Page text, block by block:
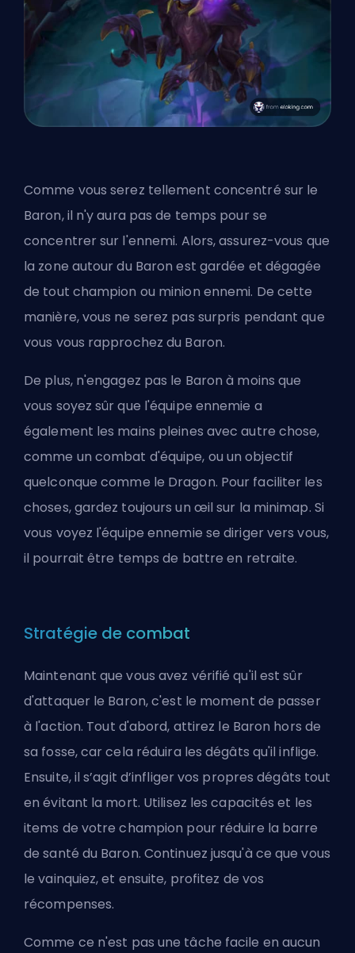
Comme vous serez tellement concentré sur le
Baron, il n'y aura pas de temps pour se
concentrer sur l'ennemi. Alors, assurez-vous que
la zone autour du Baron est gardée et dégagée
de tout champion ou minion ennemi. De cette
manière, vous ne serez pas surpris pendant que
vous vous rapprochez du Baron.
De plus, n'engagez pas le Baron à moins que
vous soyez sûr que l'équipe ennemie a
également les mains pleines avec autre chose,
comme un combat d'équipe, ou un objectif
quelconque comme le Dragon. Pour faciliter les
choses, gardez toujours un œil sur la minimap. Si
vous voyez l'équipe ennemie se diriger vers vous,
il pourrait être temps de battre en retraite.
Stratégie de combat
Maintenant que vous avez vérifié qu'il est sûr
d'attaquer le Baron, c'est le moment de passer
à l'action. Tout d'abord, attirez le Baron hors de
sa fosse, car cela réduira les dégâts qu'il inflige.
Ensuite, il s’agit d’infliger vos propres dégâts tout
en évitant la mort. Utilisez les capacités et les
items de votre champion pour réduire la barre
de santé du Baron. Continuez jusqu'à ce que vous
le vainquiez, et ensuite, profitez de vos
récompenses.
Comme ce n'est pas une tâche facile en aucun